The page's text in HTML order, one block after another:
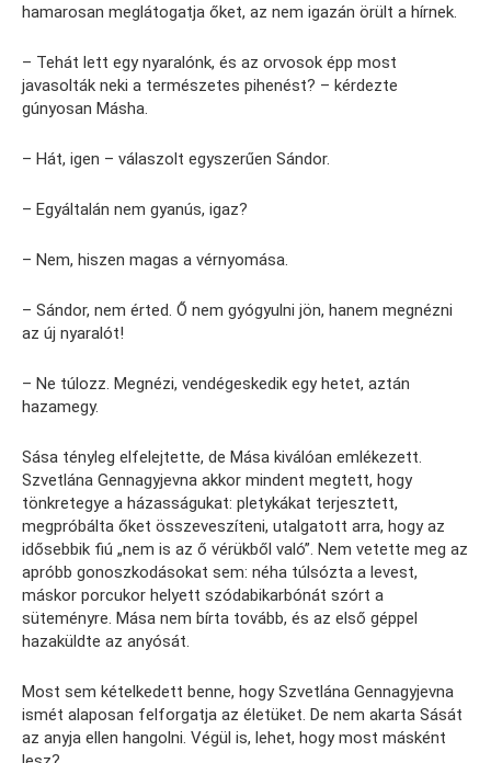
hamarosan meglátogatja őket, az nem igazán örült a hírnek.
– Tehát lett egy nyaralónk, és az orvosok épp most
javasolták neki a természetes pihenést? – kérdezte
gúnyosan Másha.
– Hát, igen – válaszolt egyszerűen Sándor.
– Egyáltalán nem gyanús, igaz?
– Nem, hiszen magas a vérnyomása.
– Sándor, nem érted. Ő nem gyógyulni jön, hanem megnézni
az új nyaralót!
– Ne túlozz. Megnézi, vendégeskedik egy hetet, aztán
hazamegy.
Sása tényleg elfelejtette, de Mása kiválóan emlékezett.
Szvetlána Gennagyjevna akkor mindent megtett, hogy
tönkretegye a házasságukat: pletykákat terjesztett,
megpróbálta őket összeveszíteni, utalgatott arra, hogy az
idősebbik fiú „nem is az ő vérükből való”. Nem vetette meg az
apróbb gonoszkodásokat sem: néha túlsózta a levest,
máskor porcukor helyett szódabikarbónát szórt a
süteményre. Mása nem bírta tovább, és az első géppel
hazaküldte az anyósát.
Most sem kételkedett benne, hogy Szvetlána Gennagyjevna
ismét alaposan felforgatja az életüket. De nem akarta Sását
az anyja ellen hangolni. Végül is, lehet, hogy most másként